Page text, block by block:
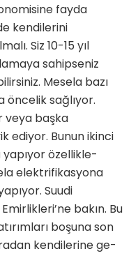
fayda
kendilerini
Siz 10-15 yıl
sahipseniz
Mesela bazı
öncelik sağlıyor.
veya başka
ediyor. Bunun ikinci
özel­likle-
elektrifikasyona
Suudi
ba­kın. Bu
boşuna son
kendilerine ge­